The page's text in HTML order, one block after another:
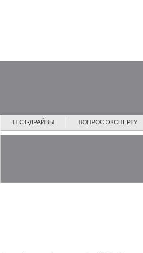
ТЕСТ-ДРАЙВЫ ВОПРОС ЭКСПЕРТУ